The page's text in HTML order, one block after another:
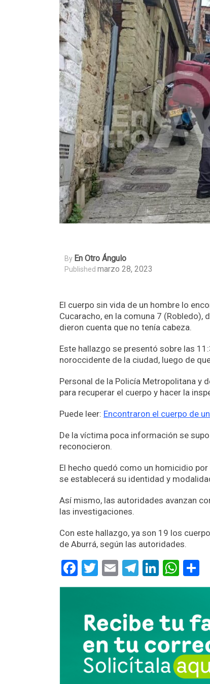
By En Otro Ángulo
Published marzo 28, 2023
El cuerpo sin vida de un hombre lo
Cucaracho, en la comuna 7 (Robledo),
dieron cuenta que no tenía cabeza.
Este hallazgo se presentó sobre las
noroccidente de la ciudad, luego de
Personal de la Policía Metropolitana y
para recuperar el cuerpo y hacer la
Puede leer: Encontraron el cuerpo de
De la víctima poca información se
reconocieron.
El hecho quedó como un homicidio
se establecerá su identidad y
Así mismo, las autoridades avanzan
las investigaciones.
Con este hallazgo, ya son 19 los
de Aburrá, según las autoridades.
Facebook
Twitter
EmailTelegram
LinkedIn